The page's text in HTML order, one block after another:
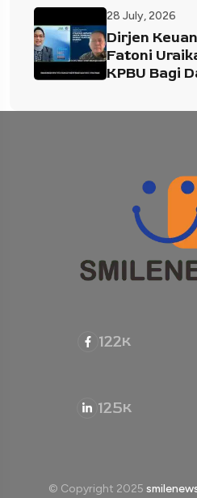
28 July, 2026
Dirjen
Fatoni
KPBU Bagi
122K
125K
© Copyright 2025